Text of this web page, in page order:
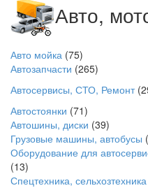
Авто,
Авто мойка (75)
Автозапчасти (265)
Автосервисы, СТО, Ремонт
Автостоянки (71)
Автошины, диски (39)
Грузовые машины, автобусы
Оборудование для
(13)
Спецтехника, сельхозтехника